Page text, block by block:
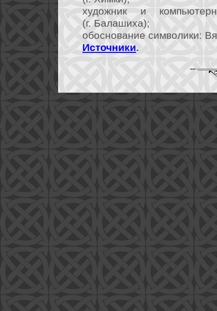
художник и
(г. Балашиха);
обоснование символики:
Источники.